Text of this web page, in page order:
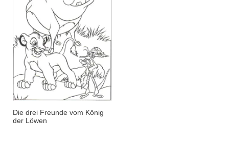
Die drei Freunde vom König
der Löwen